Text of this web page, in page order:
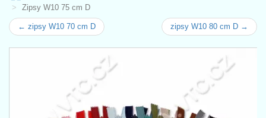
Zipsy W10 75 cm D
← zipsy W10 70 cm D zipsy W10 80 cm D →